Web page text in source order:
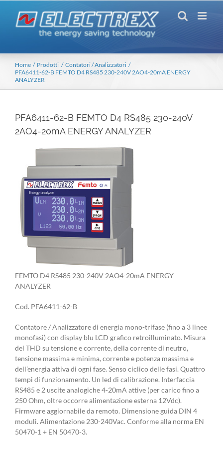
contenuto
Home Prodotti
Contatori / Analizzatori
PFA6411-62-B FEMTO D4 RS485 230-240V 2AO4-20mA ENERGY
ANALYZER
PFA6411-62-B FEMTO D4 RS485 230-240V
2AO4-20mA ENERGY ANALYZER
FEMTO D4 RS485 230-240V 2AO4-20mA ENERGY
ANALYZER
Cod. PFA6411-62-B
Contatore / Analizzatore di energia mono-trifase (fino a 3 linee
monofasi) con display blu LCD grafico retroilluminato. Misura
del THD su tensione e corrente, della corrente di neutro,
tensione massima e minima, corrente e potenza massima e
dell’energia attiva di ogni fase. Senso ciclico delle fasi. Quattro
tempi di funzionamento. Un led di calibrazione. Interfaccia
RS485 e 2 uscite analogiche 4-20mA attive (per carico fino a
250 Ohm, oltre occorre alimentazione esterna 12Vdc).
Firmware aggiornabile da remoto. Dimensione guida DIN 4
moduli. Alimentazione 230-240Vac. Conforme alla norma EN
50470-1 + EN 50470-3.